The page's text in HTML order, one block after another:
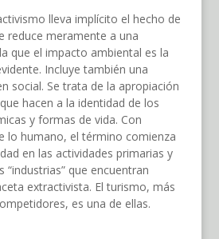
lleva implícito el hecho de
reduce meramente a una
que el impacto ambiental es la
Incluye también una
social. Se trata de la apropiación
hacen a la identidad de los
y formas de vida. Con
lo humano, el término comienza
en las actividades primarias y
“industrias” que encuentran
extractivista. El turismo, más
es una de ellas.